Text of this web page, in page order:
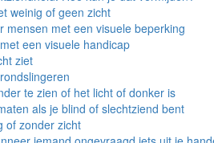
weinig of geen zicht
met een visuele beperking
een visuele handicap
ziet
te zien of het licht of donker is
als je blind of slechtziend bent
of zonder zicht